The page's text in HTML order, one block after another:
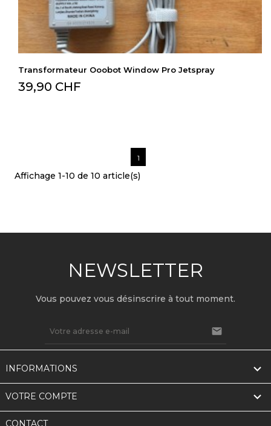
Transformateur Ooobot Window Pro Jetspray
39,90 CHF
Affichage 1-10 de 10 article(s)
1
NEWSLETTER
Vous pouvez vous désinscrire à tout moment.

INFORMATIONS 
VOTRE COMPTE 